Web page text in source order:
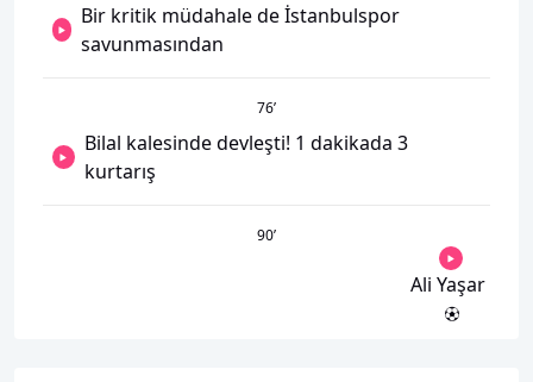
Bir kritik müdahale de İstanbulspor
savunmasından
76’
Bilal kalesinde devleşti! 1 dakikada 3
kurtarış
90’
Ali Yaşar